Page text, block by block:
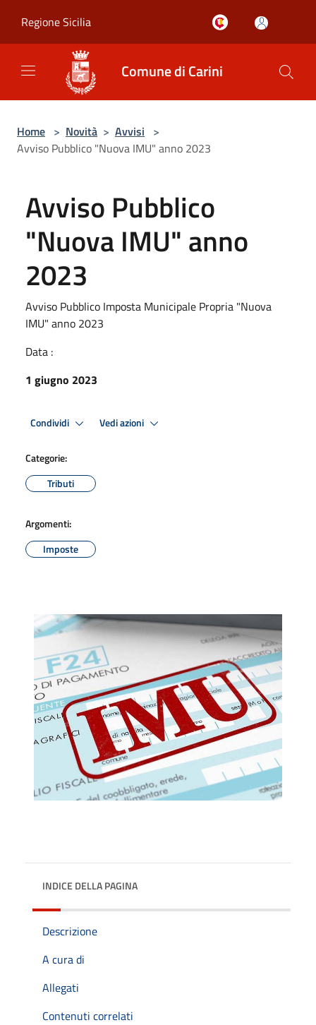
Regione Sicilia
Comune di Carini
Home > Novità > Avvisi >
Avviso Pubblico "Nuova IMU" anno 2023
Avviso Pubblico
"Nuova IMU" anno
2023
Avviso Pubblico Imposta Municipale Propria "Nuova
IMU" anno 2023
Data :
1 giugno 2023
Condividi Vedi azioni
Categorie:
Tributi
Argomenti:
Imposte
INDICE DELLA PAGINA
Descrizione
A cura di
Allegati
Contenuti correlati